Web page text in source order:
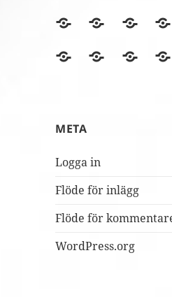
BLOGGEN
Film
Finska
Lördagskul
OVANÅKERS
r4i
META
Logga in
Flöde för inlägg
Flöde för
WordPress.org